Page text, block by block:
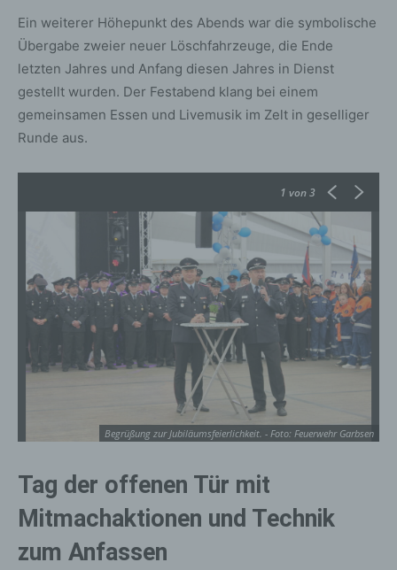
Ein weiterer Höhepunkt des Abends war die symbolische
Übergabe zweier neuer Löschfahrzeuge, die Ende
letzten Jahres und Anfang diesen Jahres in Dienst
gestellt wurden. Der Festabend klang bei einem
gemeinsamen Essen und Livemusik im Zelt in geselliger
Runde aus.
1 von 3
Begrüßung zur Jubiläumsfeierlichkeit. - Foto: Feuerwehr Garbsen
Tag der offenen Tür mit
Mitmachaktionen und Technik
zum Anfassen